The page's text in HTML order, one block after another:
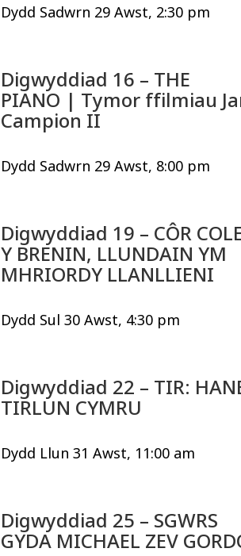
Dydd Sadwrn 29 Awst, 2:30 pm
Digwyddiad 16 – THE
PIANO | Tymor ffilmiau
Campion II
Dydd Sadwrn 29 Awst, 8:00 pm
Digwyddiad 19 – CÔR
Y BRENIN, LLUNDAIN YM
MHRIORDY LLANLLIENI
Dydd Sul 30 Awst, 4:30 pm
Digwyddiad 22 – TIR:
TIRLUN CYMRU
Dydd Llun 31 Awst, 11:00 am
Digwyddiad 25 – SGWRS
GYDA MICHAEL ZEV